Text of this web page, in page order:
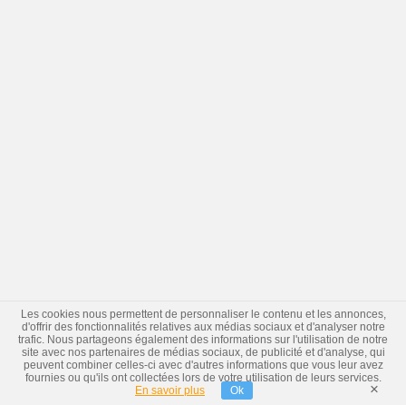
Les cookies nous permettent de personnaliser le contenu et les annonces,
d'offrir des fonctionnalités relatives aux médias sociaux et d'analyser notre
trafic. Nous partageons également des informations sur l'utilisation de notre
site avec nos partenaires de médias sociaux, de publicité et d'analyse, qui
peuvent combiner celles-ci avec d'autres informations que vous leur avez
fournies ou qu'ils ont collectées lors de votre utilisation de leurs services.
En savoir plus
Ok ×